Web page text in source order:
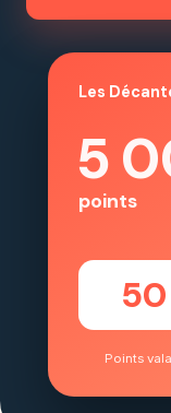
Les
5
points
Points